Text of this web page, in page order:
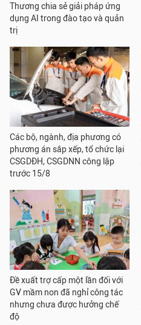
Thương chia sẻ giải pháp ứng
dụng AI trong đào tạo và quản
trị
Các bộ, ngành, địa phương có
phương án sắp xếp, tổ chức lại
CSGDĐH, CSGDNN công lập
trước 15/8
Đề xuất trợ cấp một lần đối với
GV mầm non đã nghỉ công tác
nhưng chưa được hưởng chế
độ